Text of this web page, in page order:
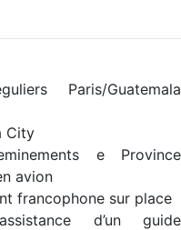
Paris/Guatemala
City
e Province
avion
francophone sur place
d’un guide